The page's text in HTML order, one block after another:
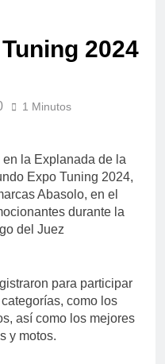
2024
1 Minutos
la Explanada de la
Expo Tuning 2024,
Abasolo, en el
durante la
del Juez
para participar
como los
así como los mejores
y motos.